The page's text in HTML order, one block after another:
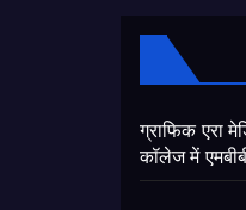
ग्राफिक एरा
कॉलेज में